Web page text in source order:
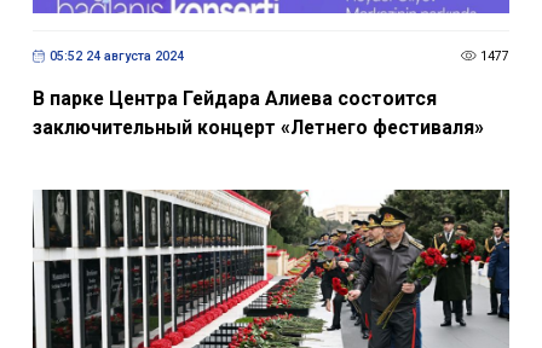
05:52 24 августа 2024 1477
В парке Центра Гейдара Алиева состоится
заключительный концерт «Летнего фестиваля»